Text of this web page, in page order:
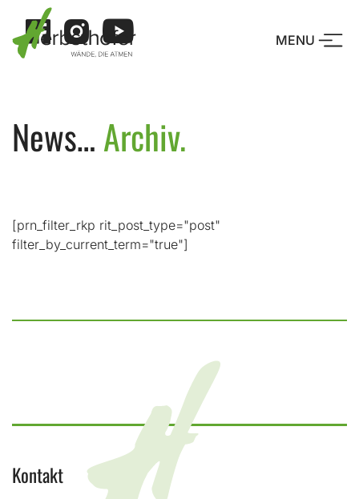
content
MENU
News…Archiv.
[prn_filter_rkp rit_post_type="post"
filter_by_current_term="true"]
Kontakt